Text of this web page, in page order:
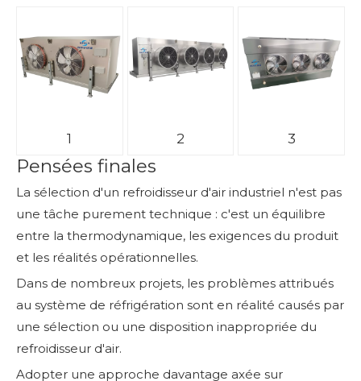
1 2 3
Pensées finales
La sélection d'un refroidisseur d'air industriel n'est pas
une tâche purement technique : c'est un équilibre
entre la thermodynamique, les exigences du produit
et les réalités opérationnelles.
Dans de nombreux projets, les problèmes attribués
au système de réfrigération sont en réalité causés par
une sélection ou une disposition inappropriée du
refroidisseur d'air.
Adopter une approche davantage axée sur